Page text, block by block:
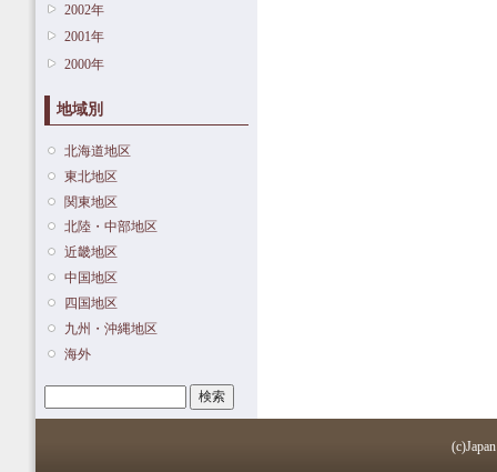
2002年
2001年
2000年
地域別
北海道地区
東北地区
関東地区
北陸・中部地区
近畿地区
中国地区
四国地区
九州・沖縄地区
海外